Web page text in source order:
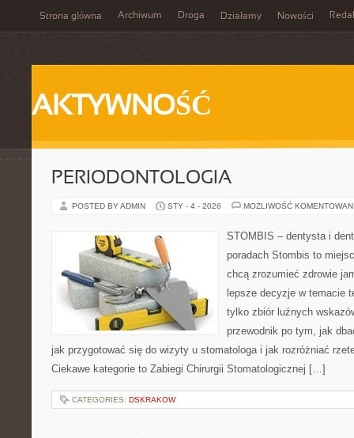
Strona główna Archiwum Droga Działamy Nowości
AKTYWNOŚĆ
PERIODONTOLOGIA
POSTED BY ADMIN STY - 4 - 2026 MOŻLIWOŚĆ
STOMBIS – dentysta i
poradach Stombis to
chcą zrozumieć zdrowie
lepsze decyzje w temacie
tylko zbiór luźnych
przewodnik po tym, jak
jak przygotować się do wizyty u stomatologa i jak rozróżniać
Ciekawe kategorie to Zabiegi Chirurgii Stomatologicznej […]
CATEGORIES: DSKRAKOW